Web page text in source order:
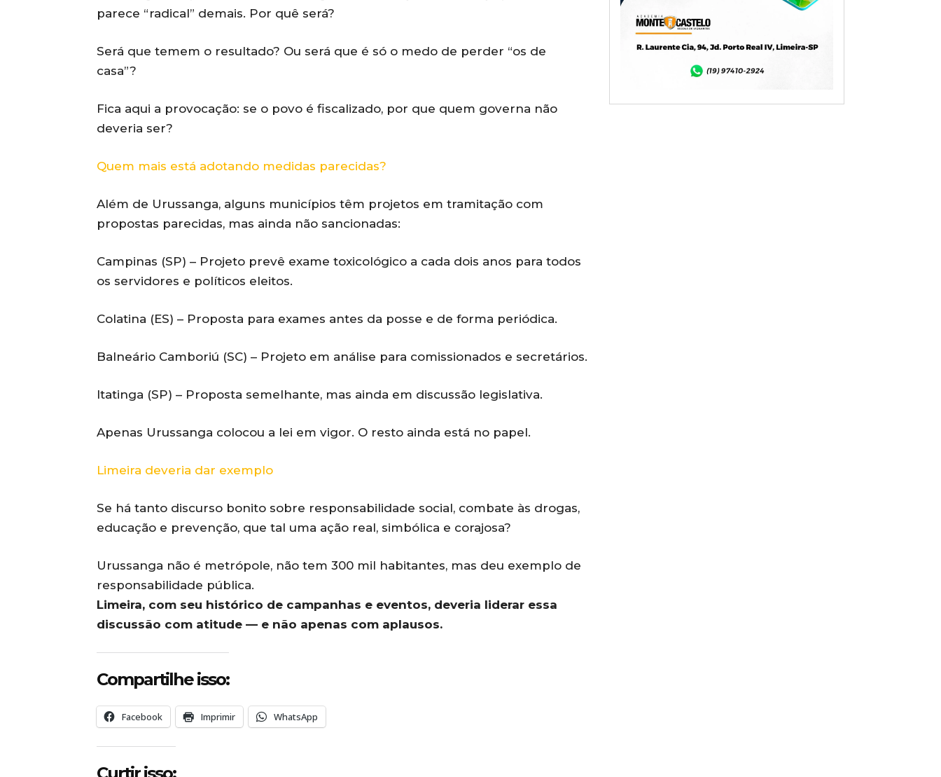
parece “radical” demais. Por quê será?
Será que temem o resultado? Ou será que é só o medo de perder “os de
casa”?
Fica aqui a provocação: se o povo é fiscalizado, por que quem governa não
deveria ser?
Quem mais está adotando medidas parecidas?
Além de Urussanga, alguns municípios têm projetos em tramitação com
propostas parecidas, mas ainda não sancionadas:
Campinas (SP) – Projeto prevê exame toxicológico a cada dois anos para todos
os servidores e políticos eleitos.
Colatina (ES) – Proposta para exames antes da posse e de forma periódica.
Balneário Camboriú (SC) – Projeto em análise para comissionados e secretários.
Itatinga (SP) – Proposta semelhante, mas ainda em discussão legislativa.
Apenas Urussanga colocou a lei em vigor. O resto ainda está no papel.
Limeira deveria dar exemplo
Se há tanto discurso bonito sobre responsabilidade social, combate às drogas,
educação e prevenção, que tal uma ação real, simbólica e corajosa?
Urussanga não é metrópole, não tem 300 mil habitantes, mas deu exemplo de
responsabilidade pública.
Limeira, com seu histórico de campanhas e eventos, deveria liderar essa
discussão com atitude — e não apenas com aplausos.
Compartilhe isso:
Facebook Imprimir WhatsApp